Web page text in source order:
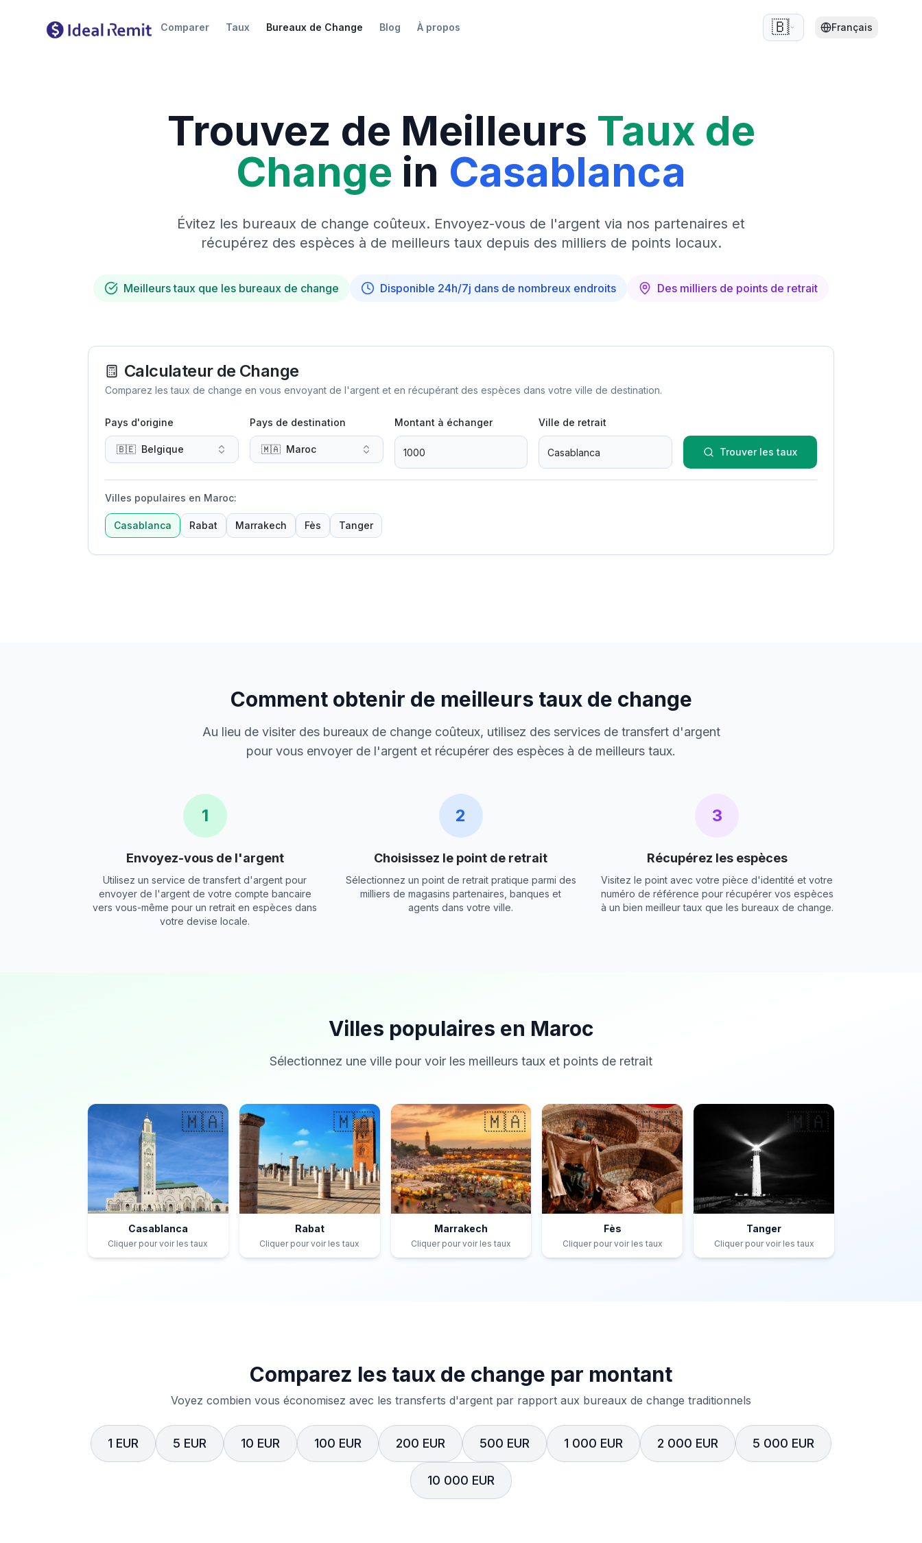
Comparer Taux Bureaux de Change Blog À propos 🇧🇪 Français
Trouvez de Meilleurs Taux de
Change in Casablanca
Évitez les bureaux de change coûteux. Envoyez-vous de l'argent via nos partenaires et
récupérez des espèces à de meilleurs taux depuis des milliers de points locaux.
Meilleurs taux que les bureaux de change Disponible 24h/7j dans de nombreux endroits Des milliers de points de retrait
Calculateur de Change
Comparez les taux de change en vous envoyant de l'argent et en récupérant des espèces dans votre ville de destination.
Pays d'origine
🇧🇪 Belgique
Pays de destination
🇲🇦 Maroc
Montant à échanger Ville de retrait
Trouver les taux
Villes populaires en Maroc:
Casablanca Rabat Marrakech Fès Tanger
Comment obtenir de meilleurs taux de change
Au lieu de visiter des bureaux de change coûteux, utilisez des services de transfert d'argent
pour vous envoyer de l'argent et récupérer des espèces à de meilleurs taux.
1
Envoyez-vous de l'argent
Utilisez un service de transfert d'argent pour
envoyer de l'argent de votre compte bancaire
vers vous-même pour un retrait en espèces dans
votre devise locale.
2
Choisissez le point de retrait
Sélectionnez un point de retrait pratique parmi des
milliers de magasins partenaires, banques et
agents dans votre ville.
3
Récupérez les espèces
Visitez le point avec votre pièce d'identité et votre
numéro de référence pour récupérer vos espèces
à un bien meilleur taux que les bureaux de change.
Villes populaires en Maroc
Sélectionnez une ville pour voir les meilleurs taux et points de retrait
🇲🇦
Casablanca
Cliquer pour voir les taux
🇲🇦
Rabat
Cliquer pour voir les taux
🇲🇦
Marrakech
Cliquer pour voir les taux
🇲🇦
Fès
Cliquer pour voir les taux
🇲🇦
Tanger
Cliquer pour voir les taux
Comparez les taux de change par montant
Voyez combien vous économisez avec les transferts d'argent par rapport aux bureaux de change traditionnels
1 EUR 5 EUR 10 EUR 100 EUR 200 EUR 500 EUR 1 000 EUR 2 000 EUR 5 000 EUR
10 000 EUR